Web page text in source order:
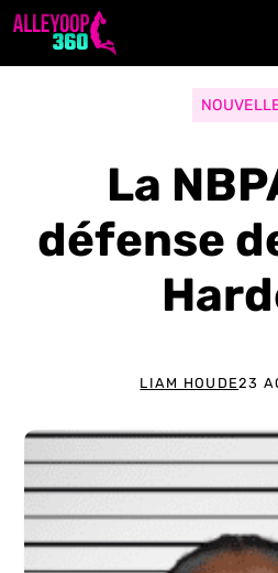
Aller
La
défense
LIAM HOUDE23